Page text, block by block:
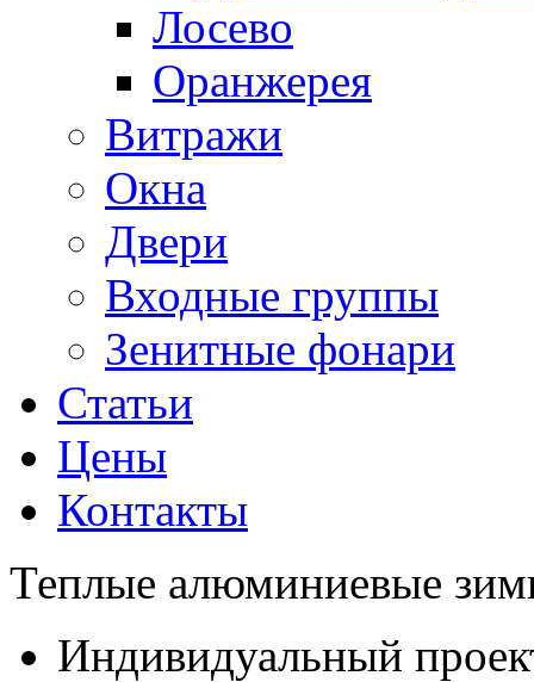
Лосево
Оранжерея
Витражи
Окна
Двери
Входные группы
Зенитные фонари
Статьи
Цены
Контакты
Теплые алюминиевые
Индивидуальный